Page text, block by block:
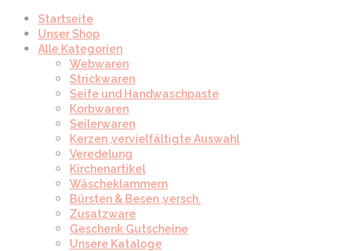
Startseite
Unser Shop
Alle Kategorien
Webwaren
Strickwaren
Seife und Handwaschpaste
Korbwaren
Seilerwaren
Kerzen ,vervielfältigte Auswahl
Veredelung
Kirchenartikel
Wäscheklammern
Bürsten & Besen ,versch.
Zusatzware
Geschenk Gutscheine
Unsere Kataloge